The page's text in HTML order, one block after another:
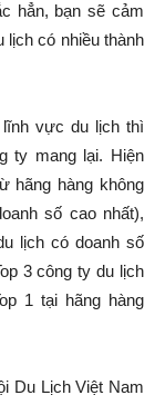
hẳn, bạn sẽ cảm
có nhiều thành
lĩnh vực du lịch thì
ty mang lại. Hiện
hãng hàng không
số cao nhất),
lịch có doanh số
3 công ty du lịch
1 tại hãng hàng
Du Lịch Việt Nam